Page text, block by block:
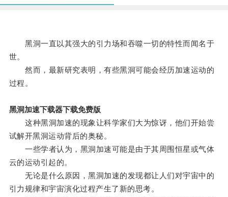
黑洞一直以其强大的引力场和吞噬一切的特性而闻名于
世。
然而，最新研究表明，有些黑洞可能会经历加速运动的
过程。
黑洞加速下载器下载免费版
这种黑洞加速的现象让科学家们大为惊讶，他们开始尝
试解开黑洞运动背后的奥秘。
一些学者认为，黑洞加速可能是由于其周围恒星或气体
云的运动引起的。
无论是什么原因，黑洞加速的发现都让人们对宇宙中的
引力规律和宇宙演化过程产生了新的思考。